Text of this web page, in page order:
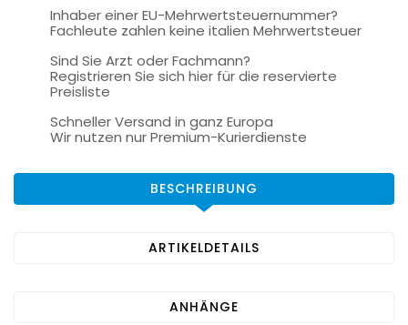
Inhaber einer EU-Mehrwertsteuernummer?
Fachleute zahlen keine italien Mehrwertsteuer
Sind Sie Arzt oder Fachmann?
Registrieren Sie sich hier für die reservierte
Preisliste
Schneller Versand in ganz Europa
Wir nutzen nur Premium-Kurierdienste
BESCHREIBUNG
ARTIKELDETAILS
ANHÄNGE